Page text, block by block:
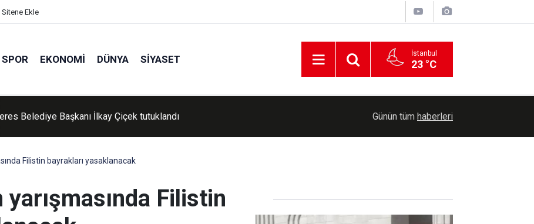
Sitene Ekle
SPOR EKONOMI DÜNYA SIYASET İstanbul
23 °C
Kur'an kursu öğrencileri piknikte buluştu Erzurum'da Bağımlılıkla Mücadele İl
Günün tüm haberleri
Filistin bayrakları yasaklanacak
Filistin